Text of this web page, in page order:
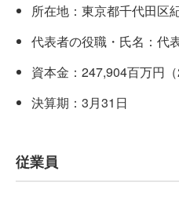
所在地：東京都千代田区
代表者の役職・氏名：代
資本金：247,904百万円
決算期：3月31日
従業員